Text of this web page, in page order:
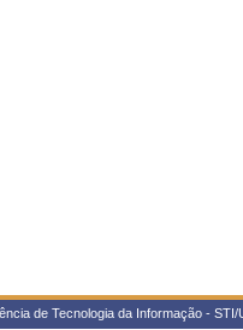
de Tecnologia da Informação -